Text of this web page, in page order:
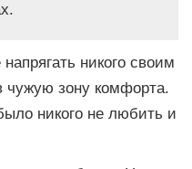
никого своим
чужую зону комфорта.
никого не любить и